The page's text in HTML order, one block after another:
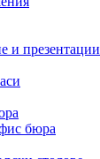
и презентации
бюра